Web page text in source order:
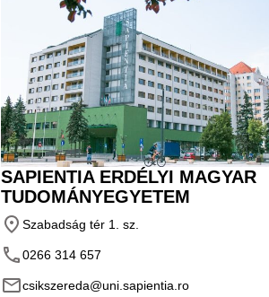
SAPIENTIA ERDÉLYI MAGYAR
TUDOMÁNYEGYETEM
place Szabadság tér 1. sz.
phone0266 314 657
emailcsikszereda@uni.sapientia.ro